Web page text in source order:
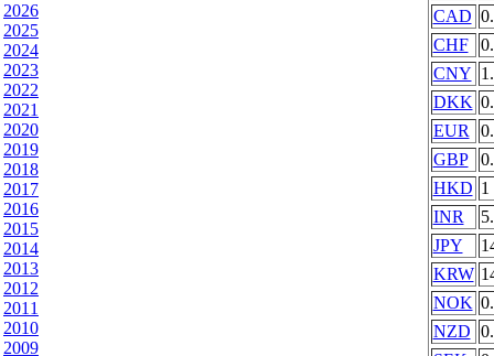
2026
2025
2024
2023
2022
2021
2020
2019
2018
2017
2016
2015
2014
2013
2012
2011
2010
2009
CAD
CHF
CNY
DKK
EUR
GBP
HKD 1
INR
JPY
KRW
NOK
NZD